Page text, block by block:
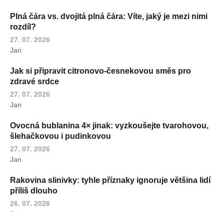
Plná čára vs. dvojitá plná čára: Víte, jaký je mezi nimi
rozdíl?
27. 07. 2026
Jan
Jak si připravit citronovo-česnekovou směs pro
zdravé srdce
27. 07. 2026
Jan
Ovocná bublanina 4× jinak: vyzkoušejte tvarohovou,
šlehačkovou i pudinkovou
27. 07. 2026
Jan
Rakovina slinivky: tyhle příznaky ignoruje většina lidí
příliš dlouho
26. 07. 2026